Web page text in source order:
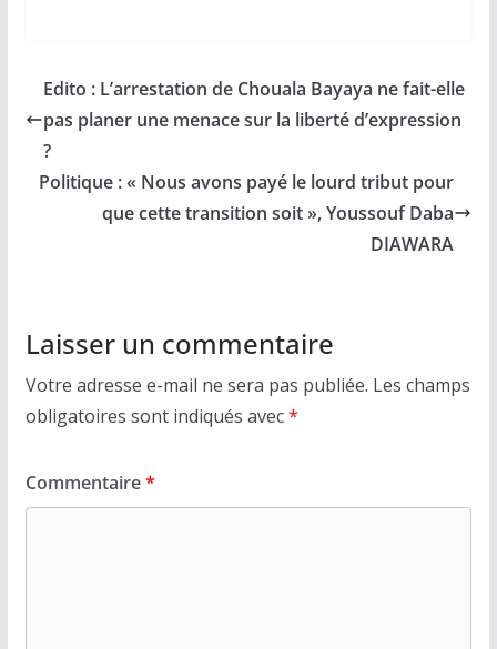
Edito : L’arrestation de Chouala Bayaya ne fait-elle
pas planer une menace sur la liberté d’expression
?
Politique : « Nous avons payé le lourd tribut pour
que cette transition soit », Youssouf Daba
DIAWARA
Laisser un commentaire
Votre adresse e-mail ne sera pas publiée. Les champs
obligatoires sont indiqués avec*
Commentaire*